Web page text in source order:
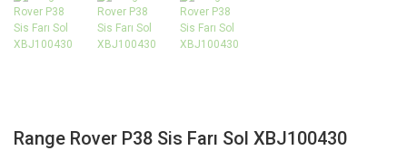
Range Rover P38 Sis Farı Sol XBJ100430